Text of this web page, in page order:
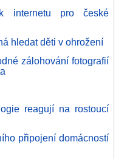
internetu pro české
hledat děti v ohrožení
zálohování fotografií
reagují na rostoucí
připojení domácností